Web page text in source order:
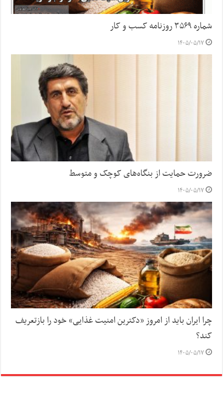
شماره ۳۵۶۹ روزنامه کسب و کار
۱۴۰۵/۰۵/۱۷
ضرورت حمایت از بنگاه‌های کوچک و متوسط
۱۴۰۵/۰۵/۱۷
چرا ایران باید از امروز «دکترین امنیت غذایی» خود را بازتعریف
کند؟
۱۴۰۵/۰۵/۱۷